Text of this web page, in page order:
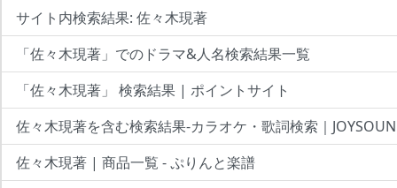
サイト内検索結果: 佐々木現著
「佐々木現著」でのドラマ&人名検索結果一覧
「佐々木現著」 検索結果 | ポイントサイト
佐々木現著を含む検索結果-カラオケ・歌詞検索｜
佐々木現著 | 商品一覧 - ぷりんと楽譜